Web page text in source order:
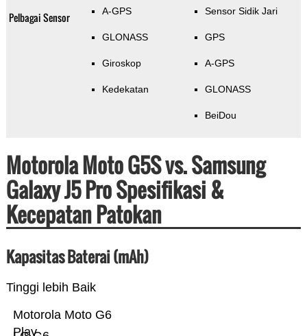
Pelbagai Sensor A-GPS
GLONASS
Giroskop
Kedekatan
Sensor Sidik Jari
GPS
A-GPS
GLONASS
BeiDou
Motorola Moto G5S vs. Samsung
Galaxy J5 Pro Spesifikasi &
Kecepatan Patokan
Kapasitas Baterai (mAh)
Tinggi lebih Baik
Motorola Moto G6
Play